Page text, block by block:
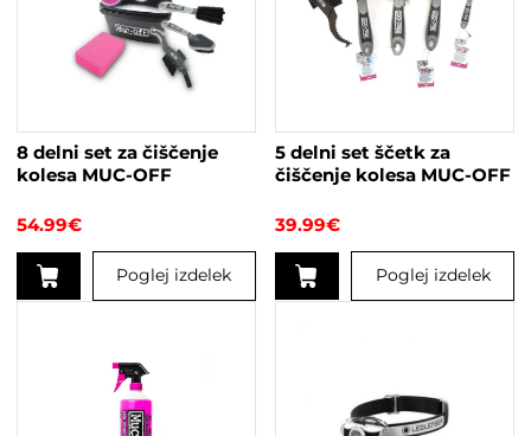
8 delni set za čiščenje
kolesa MUC-OFF
54.99€
Poglej izdelek
5 delni set ščetk za
čiščenje kolesa MUC-OFF
39.99€
Poglej izdelek